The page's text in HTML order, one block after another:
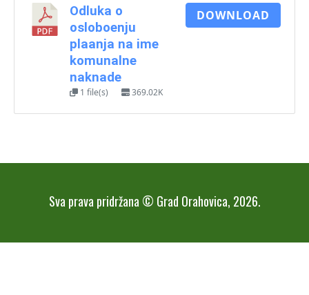
Odluka o
osloboenju
plaanja na ime
komunalne
naknade
1 file(s) 369.02K
DOWNLOAD
Sva prava pridržana © Grad Orahovica, 2026.